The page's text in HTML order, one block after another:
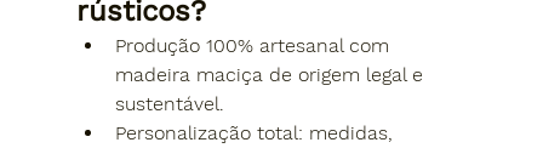
rústicos?
Produção 100% artesanal com
madeira maciça de origem legal e
sustentável
Personalização total: medidas,